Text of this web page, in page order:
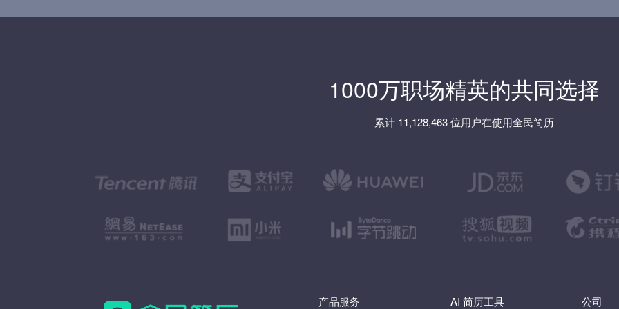
1000万职场精英的共同选择
累计 11,128,463 位用户在使用全民简历
产品服务 AI 简历工具 公司